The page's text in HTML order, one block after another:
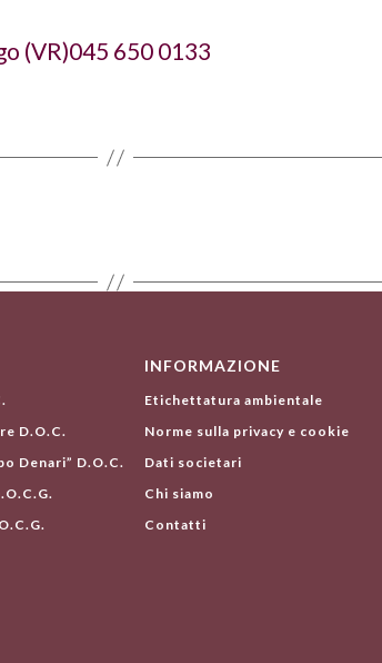
(VR)045 650 0133
D.O.C.
Denari” D.O.C.
INFORMAZIONE
Etichettatura ambientale
Norme sulla privacy e cookie
Dati societari
Chi siamo
Contatti